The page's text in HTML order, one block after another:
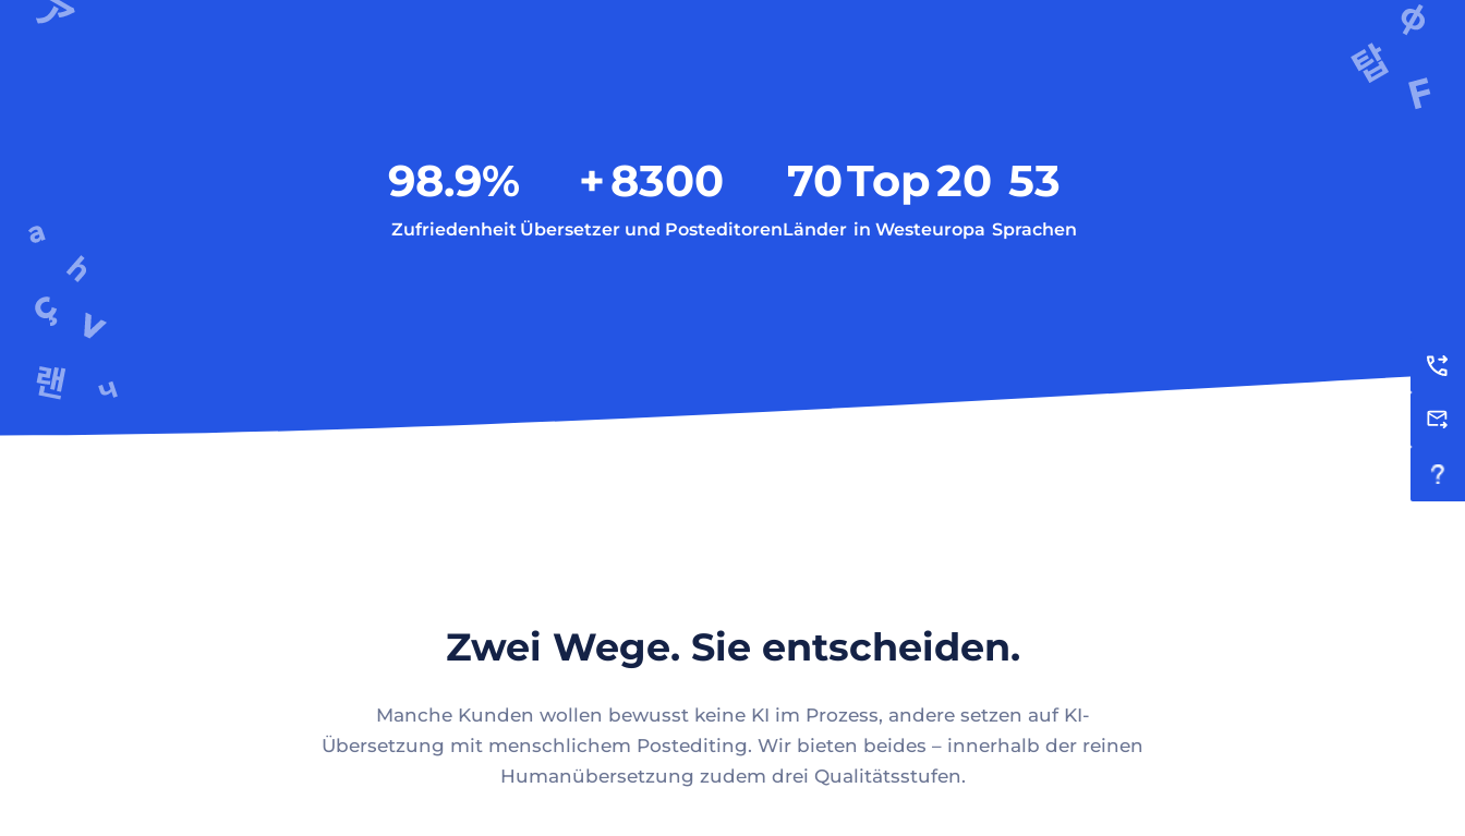
98.9%
Zufriedenheit
+8300
Übersetzer und Posteditoren
70
Länder
Top20
in Westeuropa
53
Sprachen
Zwei Wege. Sie entscheiden.
Manche Kunden wollen bewusst keine KI im Prozess, andere setzen auf KI-
Übersetzung mit menschlichem Postediting. Wir bieten beides – innerhalb der reinen
Humanübersetzung zudem drei Qualitätsstufen.